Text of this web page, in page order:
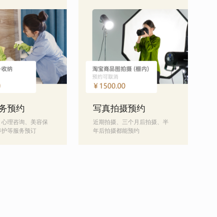
预约
理咨询、美容保
等服务预订
写真拍摄预约
近期拍摄、三个月后拍摄、半
年后拍摄都能预约